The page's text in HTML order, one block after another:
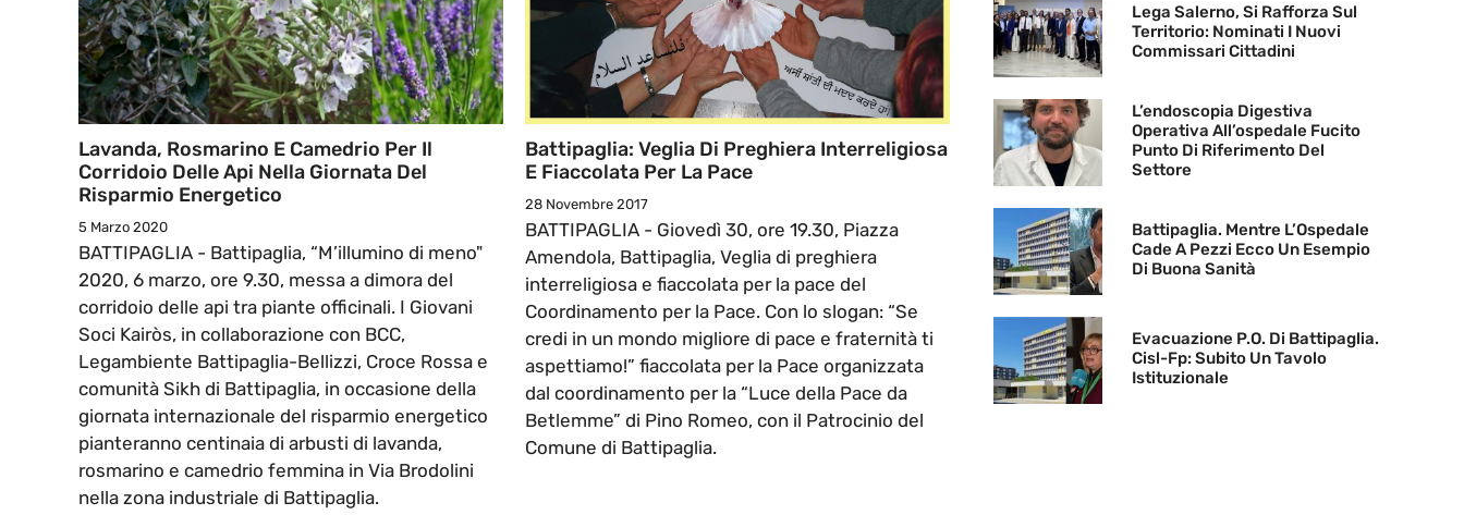
Lavanda, Rosmarino E Camedrio Per Il
Corridoio Delle Api Nella Giornata Del
Risparmio Energetico
5 Marzo 2020
BATTIPAGLIA - Battipaglia, “M’illumino di meno"
2020, 6 marzo, ore 9.30, messa a dimora del
corridoio delle api tra piante officinali. I Giovani
Soci Kairòs, in collaborazione con BCC,
Legambiente Battipaglia-Bellizzi, Croce Rossa e
comunità Sikh di Battipaglia, in occasione della
giornata internazionale del risparmio energetico
pianteranno centinaia di arbusti di lavanda,
rosmarino e camedrio femmina in Via Brodolini
nella zona industriale di Battipaglia.
Battipaglia: Veglia Di Preghiera Interreligiosa
E Fiaccolata Per La Pace
28 Novembre 2017
BATTIPAGLIA - Giovedì 30, ore 19.30, Piazza
Amendola, Battipaglia, Veglia di preghiera
interreligiosa e fiaccolata per la pace del
Coordinamento per la Pace. Con lo slogan: “Se
credi in un mondo migliore di pace e fraternità ti
aspettiamo!” fiaccolata per la Pace organizzata
dal coordinamento per la “Luce della Pace da
Betlemme” di Pino Romeo, con il Patrocinio del
Comune di Battipaglia.
Lega Salerno, Si Rafforza Sul
Territorio: Nominati I Nuovi
Commissari Cittadini
L’endoscopia Digestiva
Operativa All’ospedale Fucito
Punto Di Riferimento Del
Settore
Battipaglia. Mentre L’Ospedale
Cade A Pezzi Ecco Un Esempio
Di Buona Sanità
Evacuazione P.O. Di Battipaglia.
Cisl-Fp: Subito Un Tavolo
Istituzionale